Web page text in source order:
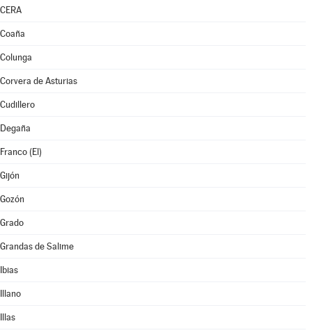
CERA
Coaña
Colunga
Corvera de Asturias
Cudillero
Degaña
Franco (El)
Gijón
Gozón
Grado
Grandas de Salime
Ibias
Illano
Illas